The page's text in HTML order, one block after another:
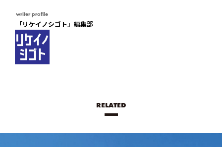
writer profile
「リケイノシゴト」編集部
RELATED